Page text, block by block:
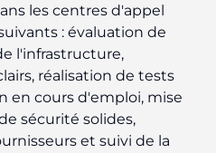
les centres d'appel
: évaluation de
l'infrastructure,
réalisation de tests
en cours d'emploi, mise
sécurité solides,
et suivi de la